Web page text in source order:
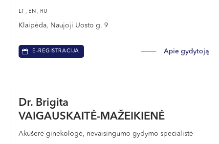
LT , EN , RU
Klaipėda, Naujoji Uosto g. 9
E-REGISTRACIJA Apie gydytoją
Dr. Brigita
VAIGAUSKAITĖ-MAŽEIKIENĖ
Akušerė-ginekologė, nevaisingumo gydymo specialistė